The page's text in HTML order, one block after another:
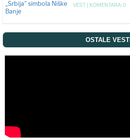
VEST | KOMENTARA: 0
OSTALE VESTI